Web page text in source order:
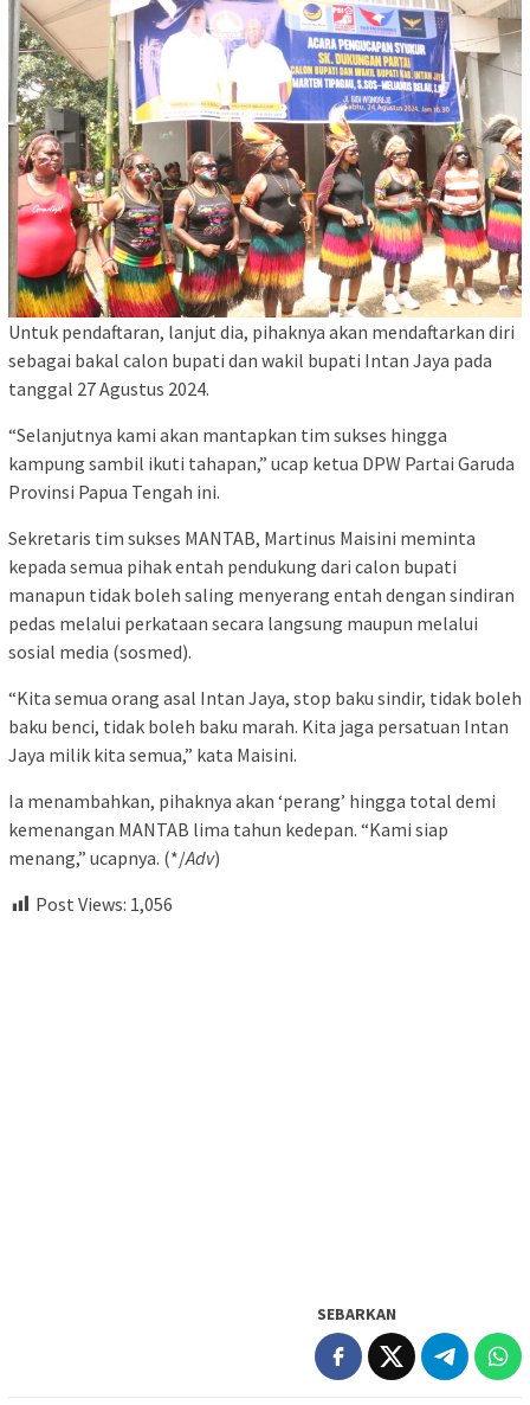
Untuk pendaftaran, lanjut dia, pihaknya akan mendaftarkan diri
sebagai bakal calon bupati dan wakil bupati Intan Jaya pada
tanggal 27 Agustus 2024.
“Selanjutnya kami akan mantapkan tim sukses hingga
kampung sambil ikuti tahapan,” ucap ketua DPW Partai Garuda
Provinsi Papua Tengah ini.
Sekretaris tim sukses MANTAB, Martinus Maisini meminta
kepada semua pihak entah pendukung dari calon bupati
manapun tidak boleh saling menyerang entah dengan sindiran
pedas melalui perkataan secara langsung maupun melalui
sosial media (sosmed).
“Kita semua orang asal Intan Jaya, stop baku sindir, tidak boleh
baku benci, tidak boleh baku marah. Kita jaga persatuan Intan
Jaya milik kita semua,” kata Maisini.
Ia menambahkan, pihaknya akan ‘perang’ hingga total demi
kemenangan MANTAB lima tahun kedepan. “Kami siap
menang,” ucapnya. (*/Adv)
Post Views: 1,056
SEBARKAN